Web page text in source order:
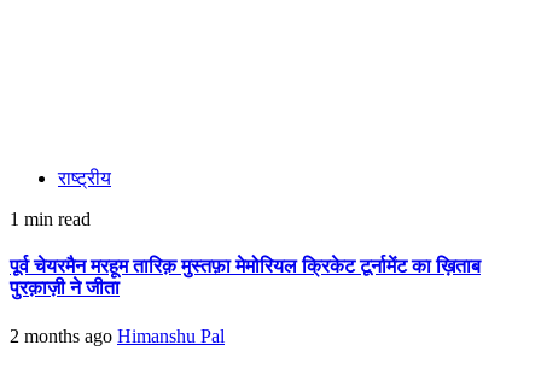
राष्ट्रीय
1 min read
पूर्व चेयरमैन मरहूम तारिक़ मुस्तफ़ा मेमोरियल क्रिकेट टूर्नामेंट का ख़िताब
पुरक़ाज़ी ने जीता
2 months ago Himanshu Pal